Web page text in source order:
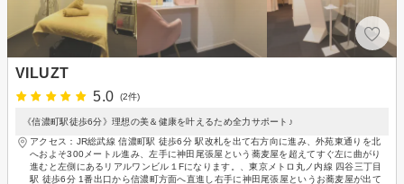
VILUZT
5.0
(2件)
《信濃町駅徒歩6分》理想の美＆健康を叶えるため全力サポート♪
アクセス：JR総武線 信濃町駅 徒歩6分 駅改札を出て右方向に進み、外苑東通りを北
へおよそ300メートル進み、左手に神田尾張屋という蕎麦屋を超えてすぐ左に曲がり
進むと左側にあるリアルワンビル１Fになります。、東京メトロ丸ノ内線 四谷三丁目
駅 徒歩6分 1番出口から信濃町方面へ直進し右手に神田尾張屋というお蕎麦屋が出て